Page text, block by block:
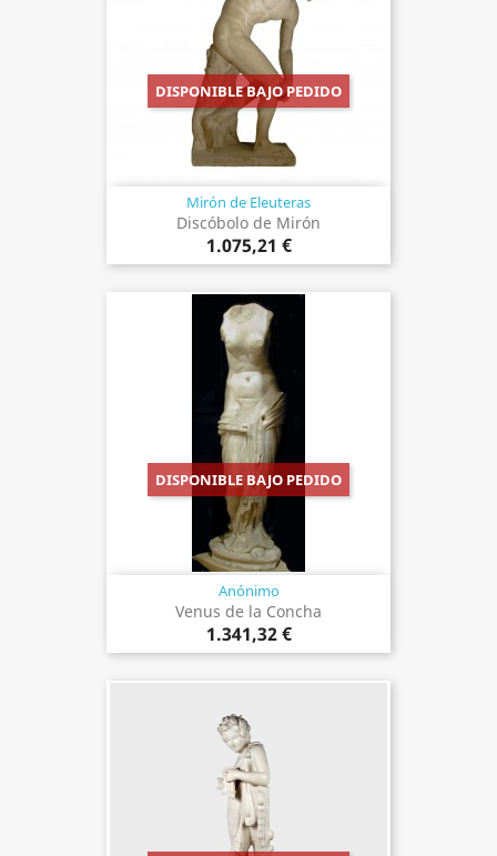
Mirón de Eleuteras
Discóbolo de Mirón
1.075,21 €
DISPONIBLE BAJO PEDIDO
Anónimo
Venus de la Concha
1.341,32 €
DISPONIBLE BAJO PEDIDO